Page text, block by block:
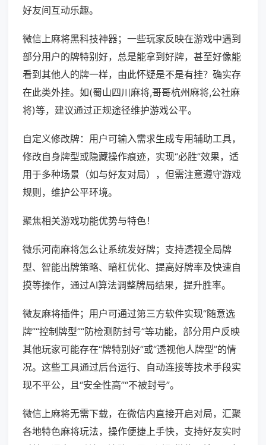
好友间互动乐趣。
微信上麻将黑科技神器；一些玩家反映在游戏中遇到
部分用户的牌特别好，总是能拿到好牌，甚至好像能
看到其他人的牌一样，由此怀疑是不是有挂？确实存
在此类外挂。如(蜀山四川麻将,哥哥杭州麻将,公社麻
将)等，建议通过正规途径维护游戏公平。
自定义修改牌：用户可输入需求生成专用辅助工具，
修改自身牌型或隐藏操作痕迹，实现“必胜”效果，适
用于多种场景（如与好友对局），但需注意遵守游戏
规则，维护公平环境。
聚焦相关游戏功能优势与特色！
微乐河南麻将怎么让系统发好牌；支持透视全局牌
型、智能出牌策略、暗杠优化、提高好牌率及快速自
摸等操作，通过AI算法调整牌局结果，提升胜率。
微友麻将插件；用户可通过第三方软件实现“随意选
牌”“控制牌型”“防检测防封号”等功能，部分用户反映
其他玩家可能存在“牌特别好”或“透视他人牌型”的情
况。这些工具通过后台运行、自动连接等技术手段实
现不平公，且“安全性高”“不被封号”。
微信上麻将无需下载，在微信内直接开启对局，汇聚
各地特色麻将玩法，操作便捷上手快，支持好友实时